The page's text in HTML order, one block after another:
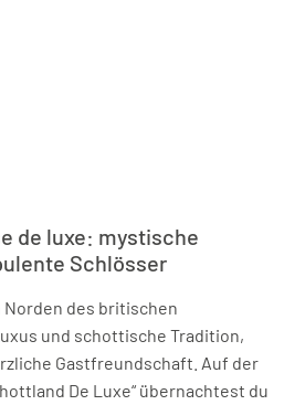
de luxe: mystische
Schlösser
des britischen
und schottische Tradition,
Gastfreundschaft. Auf der
De Luxe“ übernachtest du